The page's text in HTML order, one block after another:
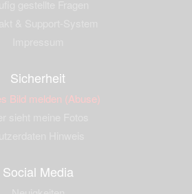
Sicherheit
Bild melden (Abuse)
Social Media